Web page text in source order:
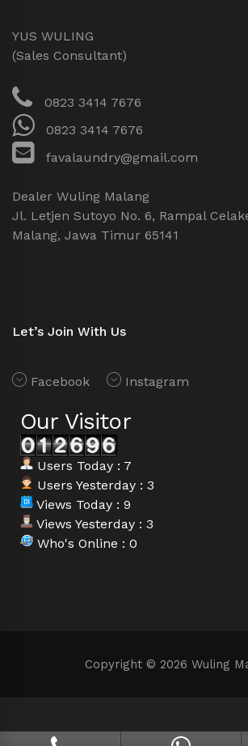
YUS WULING
(Sales Consultant)
0823 3414 7676
0823 3414 7676
favalaundry@gmail.com
Dealer Wuling Malang
Jl. Letjen Sutoyo No. 6, Rampal
Malang, Jawa Timur 65141
Let’s Join With Us
Facebook Instagram
Our Visitor
Users Today : 7
Users Yesterday : 3
Views Today : 9
Views Yesterday : 3
Who's Online : 0
Copyright © 2026 Wuling